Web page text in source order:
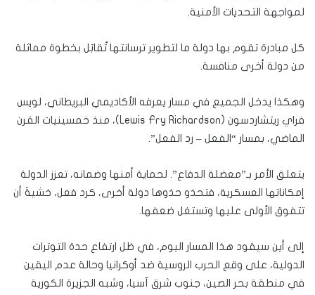
لمواجهة التحديات الأمنية.
كل مبادرة تقوم بها دولة ما لتطوير ترسانتها تُقابَل بخطوة مماثلة
من دولة أخرى منافسة.
وهكذا يدخل الجميع في مسار يعرفه الأكاديمي البريطاني، لويس
فراي ريتشاردسون (Lewis Fry Richardson)، منذ خمسينيات القرن
الماضي، بمسار “الفعل – رد الفعل”.
يتعلق الأمر بـ”معضلة الدفاع”. لحماية أمنها وضمانه، تعزز الدولة
إمكاناتها العسكرية، فتحذو حذوها دولة أخرى، كرد فعل، خشيةَ أن
تتفوق الأولى عليها وتستغل ضعفها.
إلى أين سيقود هذا المسار اليوم، في ظل ارتفاع حدة التوترات
الدولية، على وقع الحرب الروسية ضد أوكرانيا وحالة عدم اليقين
في منطقة بحر الصين، جنوب شرق آسيا، وشبه الجزيرة الكورية